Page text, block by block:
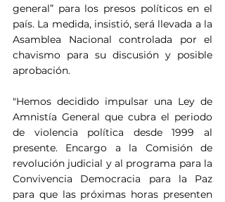
general” para los presos políticos en el
país. La medida, insistió, será llevada a la
Asamblea Nacional controlada por el
chavismo para su discusión y posible
aprobación.
"Hemos decidido impulsar una Ley de
Amnistía General que cubra el periodo
de violencia política desde 1999 al
presente. Encargo a la Comisión de
revolución judicial y al programa para la
Convivencia Democracia para la Paz
para que las próximas horas presenten